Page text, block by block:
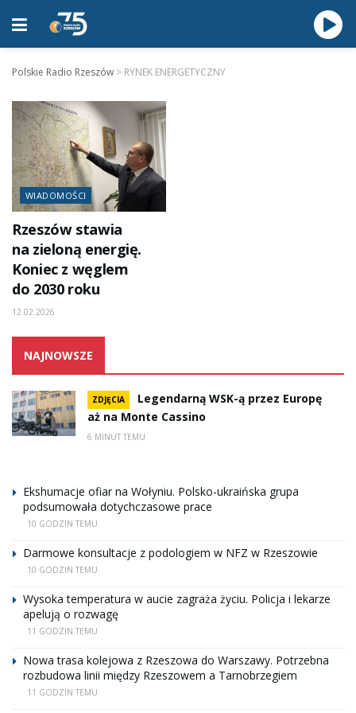
Polskie Radio Rzeszów > RYNEK ENERGETYCZNY
WIADOMOŚCI
Rzeszów stawia
na zieloną energię.
Koniec z węglem
do 2030 roku
12.02.2026
NAJNOWSZE
ZDJĘCIA
Legendarną WSK-ą przez Europę
aż na Monte Cassino
6 MINUT TEMU
Ekshumacje ofiar na Wołyniu. Polsko-ukraińska grupa
podsumowała dotychczasowe prace
10 GODZIN TEMU
Darmowe konsultacje z podologiem w NFZ w Rzeszowie
10 GODZIN TEMU
Wysoka temperatura w aucie zagraża życiu. Policja i lekarze
apelują o rozwagę
11 GODZIN TEMU
Nowa trasa kolejowa z Rzeszowa do Warszawy. Potrzebna
rozbudowa linii między Rzeszowem a Tarnobrzegiem
11 GODZIN TEMU